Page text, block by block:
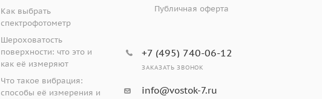
Как выбрать
спектрофотометр
Шероховатость
поверхности: что это и
как её измеряют
Что такое вибрация:
способы её измерения и
Публичная оферта
+7 (495) 740-06-12
ЗАКАЗАТЬ ЗВОНОК
info@vostok-7.ru